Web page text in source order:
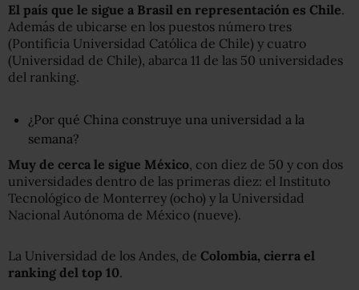
El país que le sigue a Brasil en representación es Chile.
Además de ubicarse en los puestos número tres
(Pontificia Universidad Católica de Chile) y cuatro
(Universidad de Chile), abarca 11 de las 50 universidades
del ranking.
¿Por qué China construye una universidad a la
semana?
Muy de cerca le sigue México , con diez de 50 y con dos
universidades dentro de las primeras diez: el Instituto
Tecnológico de Monterrey (ocho) y la Universidad
Nacional Autónoma de México (nueve).
La Universidad de los Andes, de Colombia, cierra el
ranking del top 10.